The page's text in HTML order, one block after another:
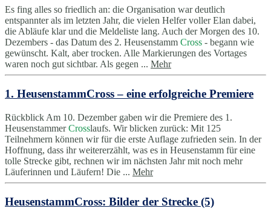
Es fing alles so friedlich an: die Organisation war deutlich
entspannter als im letzten Jahr, die vielen Helfer voller Elan dabei,
die Abläufe klar und die Meldeliste lang. Auch der Morgen des 10.
Dezembers - das Datum des 2. Heusenstamm Cross - begann wie
gewünscht. Kalt, aber trocken. Alle Markierungen des Vortages
waren noch gut sichtbar. Als gegen ... Mehr
1. HeusenstammCross – eine erfolgreiche Premiere
Rückblick Am 10. Dezember gaben wir die Premiere des 1.
HeusenstammerCrosslaufs. Wir blicken zurück: Mit 125
Teilnehmern können wir für die erste Auflage zufrieden sein. In der
Hoffnung, dass ihr weitererzählt, was es in Heusenstamm für eine
tolle Strecke gibt, rechnen wir im nächsten Jahr mit noch mehr
Läuferinnen und Läufern! Die ... Mehr
HeusenstammCross: Bilder der Strecke (5)